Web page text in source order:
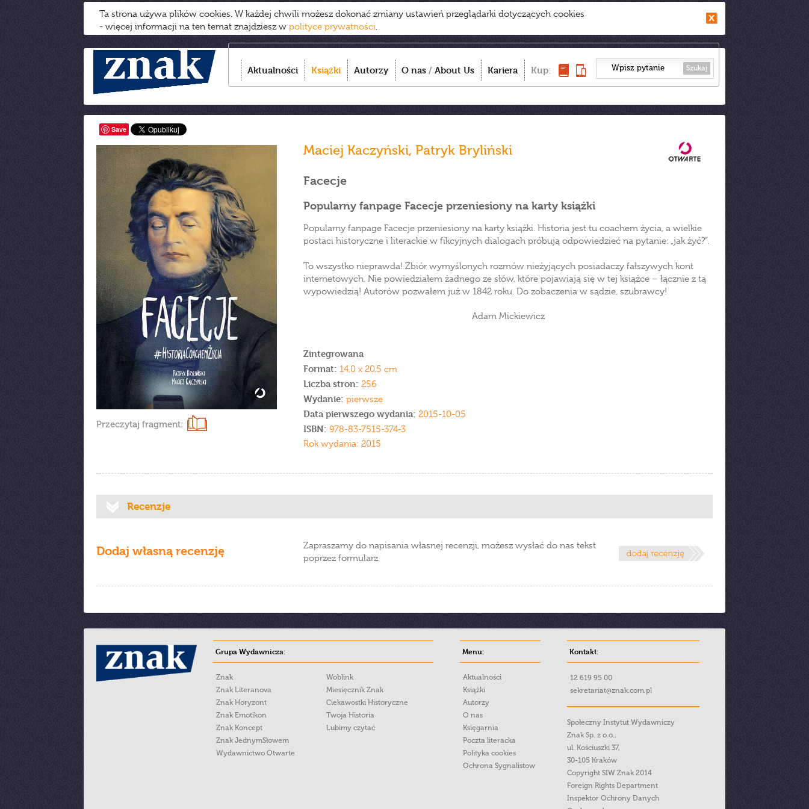
Ta strona używa plików cookies. W każdej chwili możesz dokonać zmiany ustawień przeglądarki dotyczących cookies
- więcej informacji na ten temat znajdziesz w polityce prywatności.
Aktualności Książki Autorzy O nas / About Us Kariera Kup: Szukaj
Save
Przeczytaj fragment:
Maciej Kaczyński, Patryk Bryliński
Facecje
Popularny fanpage Facecje przeniesiony na karty książki
Popularny fanpage Facecje przeniesiony na karty książki. Historia jest tu coachem życia, a wielkie
postaci historyczne i literackie w fikcyjnych dialogach próbują odpowiedzieć na pytanie: „jak żyć?”.
To wszystko nieprawda! Zbiór wymyślonych rozmów nieżyjących posiadaczy fałszywych kont
internetowych. Nie powiedziałem żadnego ze słów, które pojawiają się w tej książce – łącznie z tą
wypowiedzią! Autorów pozwałem już w 1842 roku. Do zobaczenia w sądzie, szubrawcy!
Adam Mickiewicz
Zintegrowana
Format: 14,0 x 20,5 cm
Liczba stron: 256
Wydanie: pierwsze
Data pierwszego wydania: 2015-10-05
ISBN: 978-83-7515-374-3
Rok wydania: 2015
Recenzje
Dodaj własną recenzję
Zapraszamy do napisania własnej recenzji, możesz wysłać do nas tekst
poprzez formularz.
Grupa Wydawnicza:
Znak
Znak Literanova
Znak Horyzont
Znak Emotikon
Znak Koncept
Znak JednymSłowem
Wydawnictwo Otwarte
Woblink
Miesięcznik Znak
Ciekawostki Historyczne
Twoja Historia
Lubimy czytać
Menu:
Aktualności
Książki
Autorzy
O nas
Księgarnia
Poczta literacka
Polityka cookies
Ochrona Sygnalistow
Kontakt:
12 619 95 00
sekretariat@znak.com.pl
Społeczny Instytut Wydawniczy
Znak Sp. z o.o.,
ul. Kościuszki 37,
30-105 Kraków
Copyright SIW Znak 2014
Foreign Rights Department
Inspektor Ochrony Danych